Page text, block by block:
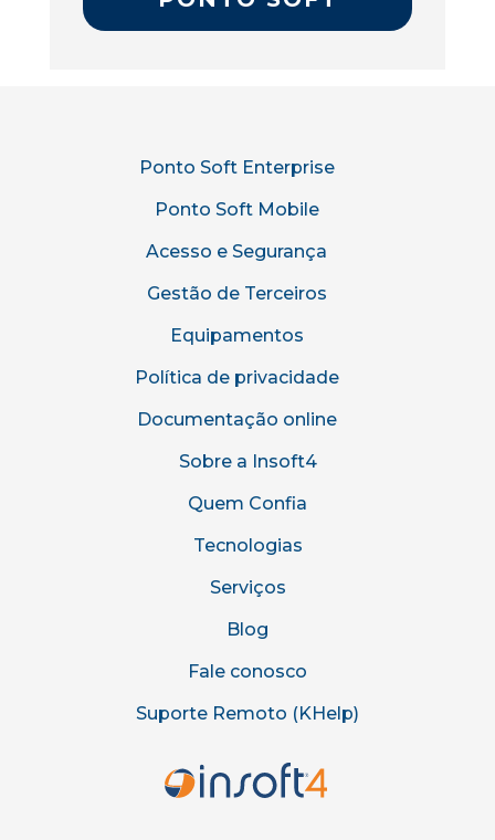
Ponto Soft Enterprise
Ponto Soft Mobile
Acesso e Segurança
Gestão de Terceiros
Equipamentos
Política de privacidade
Documentação online
Sobre a Insoft4
Quem Confia
Tecnologias
Serviços
Blog
Fale conosco
Suporte Remoto (KHelp)